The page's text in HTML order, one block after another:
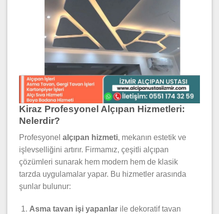
Kiraz Profesyonel Alçıpan Hizmetleri:
Nelerdir?
Profesyonel alçıpan hizmeti, mekanın estetik ve
işlevselliğini artırır. Firmamız, çeşitli alçıpan
çözümleri sunarak hem modern hem de klasik
tarzda uygulamalar yapar. Bu hizmetler arasında
şunlar bulunur:
Asma tavan işi yapanlarile dekoratif tavan